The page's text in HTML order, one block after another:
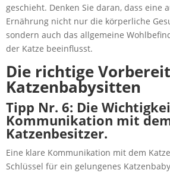
geschieht. Denken Sie daran, dass eine
Ernährung nicht nur die körperliche
sondern auch das allgemeine
der Katze beeinflusst.
Die richtige
Katzenbabysitten
Tipp Nr. 6: Die
Kommunikation mit
Katzenbesitzer.
Eine klare Kommunikation mit dem
Schlüssel für ein gelungenes